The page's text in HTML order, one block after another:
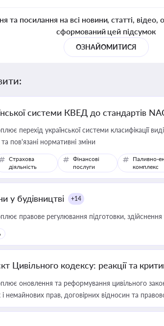
та посилання на всі новини, статті, відео,
сформований цей підсумок
ОЗНАЙОМИТИСЯ
системи КВЕД до стандартів
перехід української системи класифікації
пов'язані нормативні зміни
Страхова
діяльність
Фінансові
послуги
Паливно-
комплекс
у будівництві +14
правове регулювання підготовки, здійснення
Цивільного кодексу: реакції та
оновлення та реформування цивільного
немайнових прав, договірних відносин та